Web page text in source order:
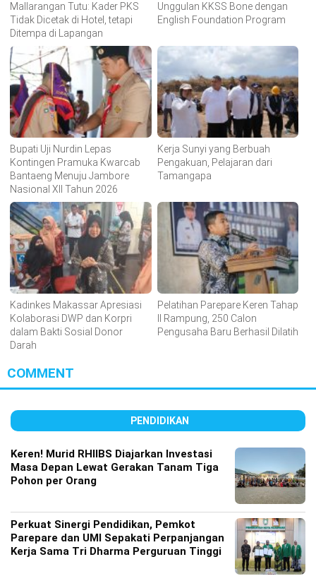
Mallarangan Tutu: Kader PKS
Tidak Dicetak di Hotel, tetapi
Ditempa di Lapangan
Unggulan KKSS Bone dengan
English Foundation Program
Bupati Uji Nurdin Lepas
Kontingen Pramuka Kwarcab
Bantaeng Menuju Jambore
Nasional XII Tahun 2026
Kerja Sunyi yang Berbuah
Pengakuan, Pelajaran dari
Tamangapa
Kadinkes Makassar Apresiasi
Kolaborasi DWP dan Korpri
dalam Bakti Sosial Donor
Darah
Pelatihan Parepare Keren Tahap
II Rampung, 250 Calon
Pengusaha Baru Berhasil Dilatih
COMMENT
PENDIDIKAN
Keren! Murid RHIIBS Diajarkan Investasi
Masa Depan Lewat Gerakan Tanam Tiga
Pohon per Orang
Perkuat Sinergi Pendidikan, Pemkot
Parepare dan UMI Sepakati Perpanjangan
Kerja Sama Tri Dharma Perguruan Tinggi